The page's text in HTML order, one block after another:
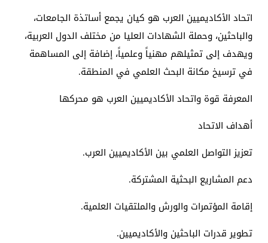
اتحاد الأكاديميين العرب هو كيان يجمع أساتذة الجامعات،
والباحثين، وحملة الشهادات العليا من مختلف الدول العربية،
ويهدف إلى تمثيلهم مهنياً وعلمياً، إضافة إلى المساهمة
في ترسيخ مكانة البحث العلمي في المنطقة.
المعرفة قوة واتحاد الأكاديميين العرب هو محركها
أهداف الاتحاد
تعزيز التواصل العلمي بين الأكاديميين العرب.
دعم المشاريع البحثية المشتركة.
إقامة المؤتمرات والورش والملتقيات العلمية.
تطوير قدرات الباحثين والأكاديميين.